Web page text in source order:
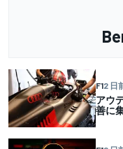
F12 日
アウ
善に